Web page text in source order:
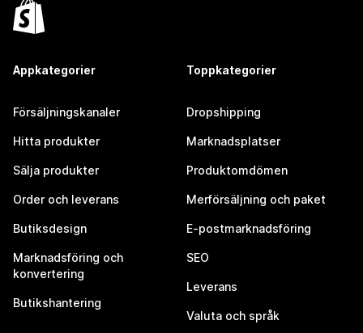
Appkategorier
Försäljningskanaler
Hitta produkter
Sälja produkter
Order och leverans
Butiksdesign
Marknadsföring och
konvertering
Butikshantering
Toppkategorier
Dropshipping
Marknadsplatser
Produktomdömen
Merförsäljning och paket
E-postmarknadsföring
SEO
Leverans
Valuta och språk